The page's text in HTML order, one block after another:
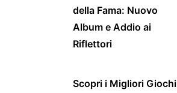
della Fama: Nuovo
Album e Addio ai
Riflettori
Scopri i Migliori Giochi